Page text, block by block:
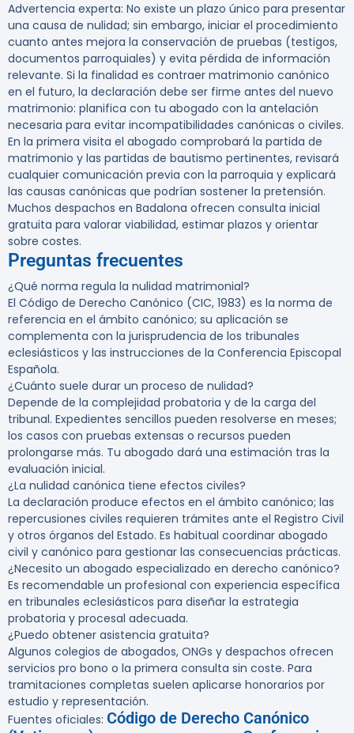
Advertencia experta: No existe un plazo único para presentar
una causa de nulidad; sin embargo, iniciar el procedimiento
cuanto antes mejora la conservación de pruebas (testigos,
documentos parroquiales) y evita pérdida de información
relevante. Si la finalidad es contraer matrimonio canónico
en el futuro, la declaración debe ser firme antes del nuevo
matrimonio: planifica con tu abogado con la antelación
necesaria para evitar incompatibilidades canónicas o civiles.
En la primera visita el abogado comprobará la partida de
matrimonio y las partidas de bautismo pertinentes, revisará
cualquier comunicación previa con la parroquia y explicará
las causas canónicas que podrían sostener la pretensión.
Muchos despachos en Badalona ofrecen consulta inicial
gratuita para valorar viabilidad, estimar plazos y orientar
sobre costes.
Preguntas frecuentes
¿Qué norma regula la nulidad matrimonial?
El Código de Derecho Canónico (CIC, 1983) es la norma de
referencia en el ámbito canónico; su aplicación se
complementa con la jurisprudencia de los tribunales
eclesiásticos y las instrucciones de la Conferencia Episcopal
Española.
¿Cuánto suele durar un proceso de nulidad?
Depende de la complejidad probatoria y de la carga del
tribunal. Expedientes sencillos pueden resolverse en meses;
los casos con pruebas extensas o recursos pueden
prolongarse más. Tu abogado dará una estimación tras la
evaluación inicial.
¿La nulidad canónica tiene efectos civiles?
La declaración produce efectos en el ámbito canónico; las
repercusiones civiles requieren trámites ante el Registro Civil
y otros órganos del Estado. Es habitual coordinar abogado
civil y canónico para gestionar las consecuencias prácticas.
¿Necesito un abogado especializado en derecho canónico?
Es recomendable un profesional con experiencia específica
en tribunales eclesiásticos para diseñar la estrategia
probatoria y procesal adecuada.
¿Puedo obtener asistencia gratuita?
Algunos colegios de abogados, ONGs y despachos ofrecen
servicios pro bono o la primera consulta sin coste. Para
tramitaciones completas suelen aplicarse honorarios por
estudio y representación.
Fuentes oficiales: Código de Derecho Canónico